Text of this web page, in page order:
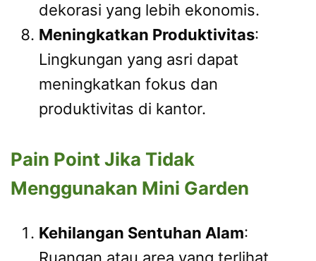
dekorasi yang lebih ekonomis.
Meningkatkan Produktivitas:
Lingkungan yang asri dapat
meningkatkan fokus dan
produktivitas di kantor.
Pain Point Jika Tidak
Menggunakan Mini Garden
Kehilangan Sentuhan Alam: